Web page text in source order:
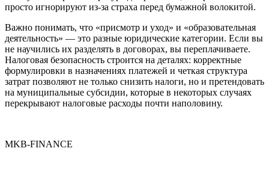
просто игнорируют из-за страха перед бумажной волокитой.
Важно понимать, что «присмотр и уход» и «образовательная
деятельность» — это разные юридические категории. Если вы
не научились их разделять в договорах, вы переплачиваете.
Налоговая безопасность строится на деталях: корректные
формулировки в назначениях платежей и четкая структура
затрат позволяют не только снизить налоги, но и претендовать
на муниципальные субсидии, которые в некоторых случаях
перекрывают налоговые расходы почти наполовину.
MKB-FINANCE